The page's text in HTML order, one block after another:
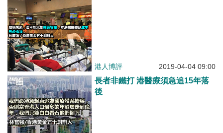
港人博評 2019-04-04 09:00
長者非鐵打 港醫療須急追15年落
後